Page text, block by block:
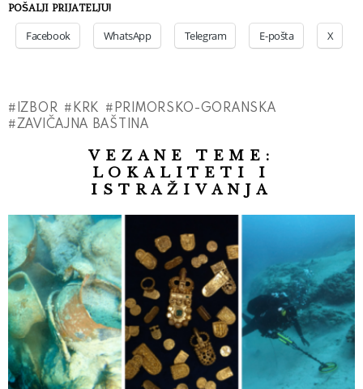
POŠALJI PRIJATELJU!
Facebook WhatsApp Telegram E-pošta X
IZBOR KRK
PRIMORSKO-GORANSKA
ZAVIČAJNA BAŠTINA
VEZANE TEME:
LOKALITETI I
ISTRAŽIVANJA